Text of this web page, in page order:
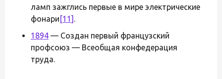
ламп зажглись первые в мире электрические
фонари [11] .
1894 — Создан первый французский
профсоюз — Всеобщая конфедерация
труда.